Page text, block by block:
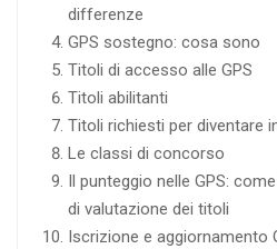
differenze
GPS sostegno: cosa sono
Titoli di accesso alle GPS
Titoli abilitanti
Titoli richiesti per diventare
Le classi di concorso
Il punteggio nelle GPS:
di valutazione dei titoli
Iscrizione e aggiornamento